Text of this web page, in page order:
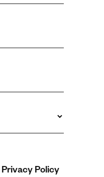
Privacy Policy